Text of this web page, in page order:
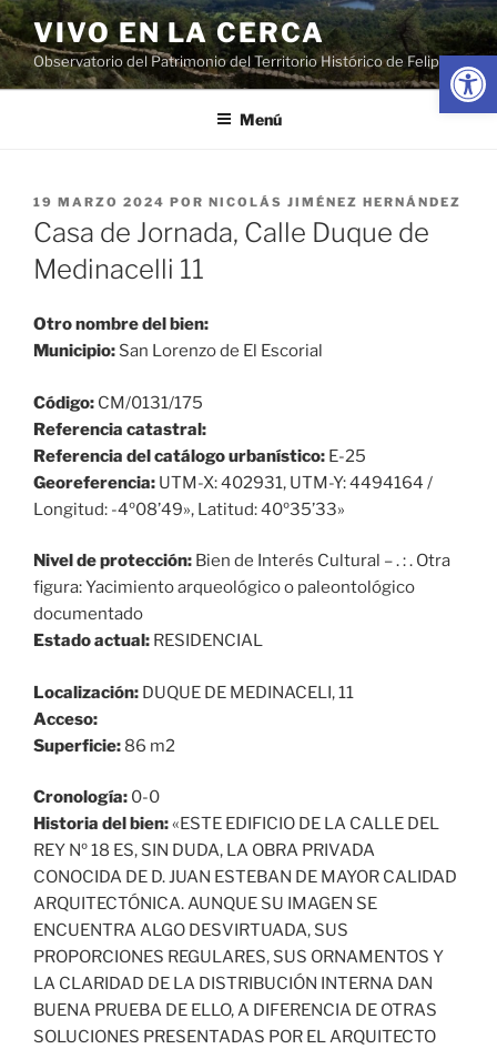
Abrir
Saltar
al
contenido
VIVO EN LA CERCA
Observatorio del Patrimonio del Territorio Histórico de Felipe II
Menú
PUBLICADO
EL
19 MARZO 2024 POR NICOLÁS JIMÉNEZ HERNÁNDEZ
Casa de Jornada, Calle Duque de
Medinacelli 11
Otro nombre del bien:
Municipio: San Lorenzo de El Escorial
Código: CM/0131/175
Referencia catastral:
Referencia del catálogo urbanístico: E-25
Georeferencia: UTM-X: 402931, UTM-Y: 4494164 /
Longitud: -4º08’49», Latitud: 40º35’33»
Nivel de protección: Bien de Interés Cultural – . : . Otra
figura: Yacimiento arqueológico o paleontológico
documentado
Estado actual: RESIDENCIAL
Localización: DUQUE DE MEDINACELI, 11
Acceso:
Superficie: 86 m2
Cronología: 0-0
Historia del bien:«ESTE EDIFICIO DE LA CALLE DEL
REY Nº 18 ES, SIN DUDA, LA OBRA PRIVADA
CONOCIDA DE D. JUAN ESTEBAN DE MAYOR CALIDAD
ARQUITECTÓNICA. AUNQUE SU IMAGEN SE
ENCUENTRA ALGO DESVIRTUADA, SUS
PROPORCIONES REGULARES, SUS ORNAMENTOS Y
LA CLARIDAD DE LA DISTRIBUCIÓN INTERNA DAN
BUENA PRUEBA DE ELLO, A DIFERENCIA DE OTRAS
SOLUCIONES PRESENTADAS POR EL ARQUITECTO